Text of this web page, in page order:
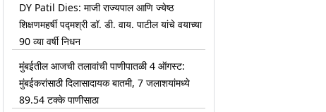
DY Patil Dies: माजी राज्यपाल आणि ज्येष्ठ
शिक्षणमहर्षी पद्मश्री डॉ. डी. वाय. पाटील यांचे वयाच्या
90 व्या वर्षी निधन
मुंबईतील आजची तलावांची पाणीपातळी 4 ऑगस्ट:
मुंबईकरांसाठी दिलासादायक बातमी, 7 जलाशयांमध्ये
89.54 टक्के पाणीसाठा